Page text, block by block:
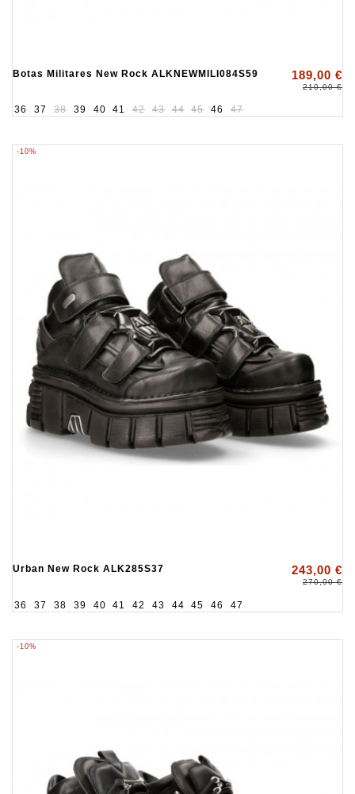
Botas Militares New Rock ALKNEWMILI084S59 189,00 €
210,00 €
36 37 38 39 40 41 42 43 44 45 46 47
-10%
Urban New Rock ALK285S37 243,00 €
270,00 €
36 37 38 39 40 41 42 43 44 45 46 47
-10%